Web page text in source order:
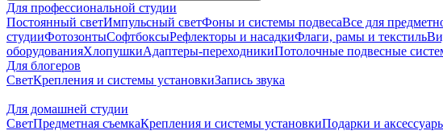
Для профессиональной студии
Постоянный светИмпульсный светФоны и системы подвесаВсе для
студииФотозонтыСофтбоксыРефлекторы и насадкиФлаги, рамы и текстиль
оборудованияХлопушкиАдаптеры-переходникиПотолочные подвесные
Для блогеров
СветКрепления и системы установкиЗапись звука
Для домашней студии
СветПредметная съемкаКрепления и системы установкиПодарки и